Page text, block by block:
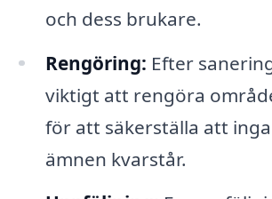
och dess brukare.
Rengöring: Efter
viktigt att rengöra
för att säkerställa att
ämnen kvarstår.